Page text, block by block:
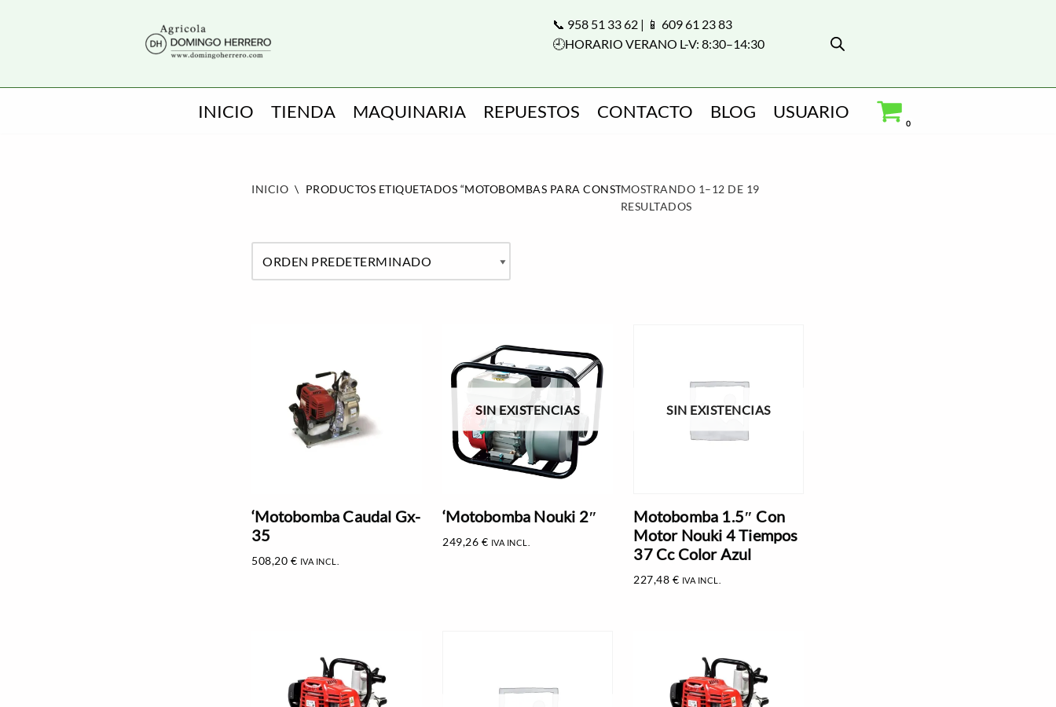
📞 958 51 33 62 | 📱 609 61 23 83
🕘HORARIO VERANO L-V: 8:30–14:30
INICIO TIENDA MAQUINARIA REPUESTOS CONTACTO BLOG USUARIO
0
INICIO \ PRODUCTOS ETIQUETADOS “MOTOBOMBAS PARA CONSTRUCCIÓN”MOSTRANDO 1–12 DE 19
RESULTADOS
‘Motobomba Caudal Gx-
35
508,20 € IVA INCL.
SIN EXISTENCIAS
‘Motobomba Nouki 2″
249,26 € IVA INCL.
SIN EXISTENCIAS
Motobomba 1.5″ Con
Motor Nouki 4 Tiempos
37 Cc Color Azul
227,48 € IVA INCL.